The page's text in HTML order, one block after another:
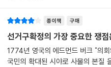
거제도 개정을 다룰 예정이다.
■ 전문가 서평
종이책 구매
선거구확정의 가장 중요한 쟁
1774년 영국의 에드먼드 버크 "의
국민의 확대된 시야로 사물의 본질